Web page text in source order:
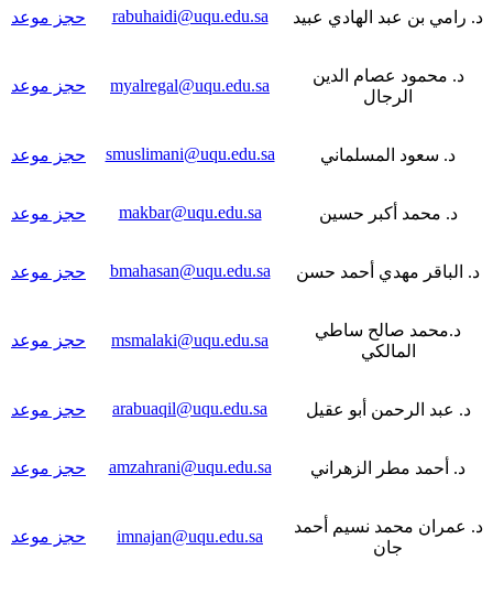
د. رامي بن عبد الهادي عبيد rabuhaidi@uqu.edu.sa حجز موعد
د. محمود عصام الدين
الرجال
myalregal@uqu.edu.sa حجز موعد
د. سعود المسلماني smuslimani@uqu.edu.sa حجز موعد
د. محمد أكبر حسين makbar@uqu.edu.sa حجز موعد
د. الباقر مهدي أحمد حسن bmahasan@uqu.edu.sa حجز موعد
د.محمد صالح ساطي
المالكي
msmalaki@uqu.edu.sa حجز موعد
د. عبد الرحمن أبو عقيل arabuaqil@uqu.edu.sa حجز موعد
د. أحمد مطر الزهراني amzahrani@uqu.edu.sa حجز موعد
د. عمران محمد نسيم أحمد
جان
imnajan@uqu.edu.sa حجز موعد